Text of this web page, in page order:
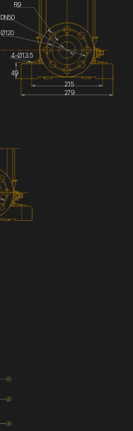
DN50
215
279
49
4-Ø13.5
Ø120
R9